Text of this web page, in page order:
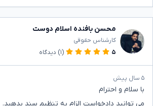
محسن بافنده اسلام دوست
کارشناس حقوقی
۵
(۱) دیدگاه
۵ سال پیش
با سلام و احترام
می توانید دادخواست الزام به تنظیم سند بدهید.